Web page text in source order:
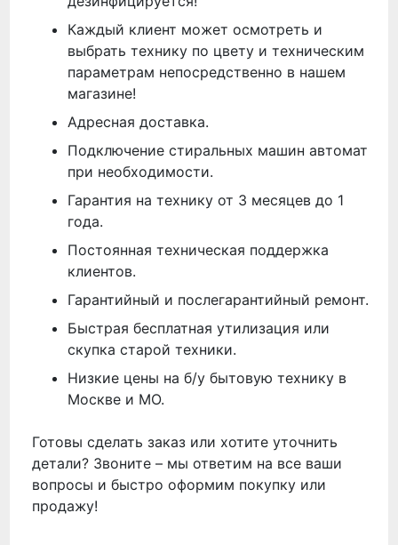
Каждый клиент может осмотреть и
выбрать технику по цвету и техническим
параметрам непосредственно в нашем
магазине!
Адресная доставка.
Подключение стиральных машин автомат
при необходимости.
Гарантия на технику от 3 месяцев до 1
года.
Постоянная техническая поддержка
клиентов.
Гарантийный и послегарантийный ремонт.
Быстрая бесплатная утилизация или
скупка старой техники.
Низкие цены на б/у бытовую технику в
Москве и МО.
Готовы сделать заказ или хотите уточнить
детали? Звоните – мы ответим на все ваши
вопросы и быстро оформим покупку или
продажу!